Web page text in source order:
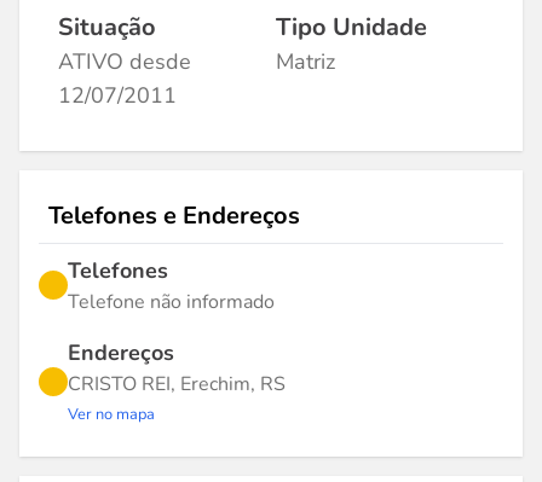
Situação
ATIVO desde
12/07/2011
Tipo Unidade
Matriz
Telefones e Endereços
Telefones
Telefone não informado
Endereços
CRISTO REI, Erechim, RS
Ver no mapa